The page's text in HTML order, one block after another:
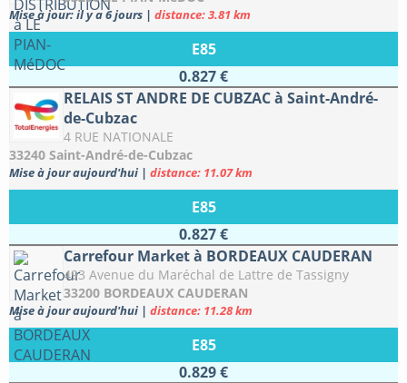
Mise à jour: il y a 6 jours | distance: 3.81 km
E85
0.827 €
RELAIS ST ANDRE DE CUBZAC à Saint-André-
de-Cubzac
4 RUE NATIONALE
33240 Saint-André-de-Cubzac
Mise à jour aujourd'hui | distance: 11.07 km
E85
0.827 €
Carrefour Market à BORDEAUX CAUDERAN
493 Avenue du Maréchal de Lattre de Tassigny
33200 BORDEAUX CAUDERAN
Mise à jour aujourd'hui | distance: 11.28 km
E85
0.829 €